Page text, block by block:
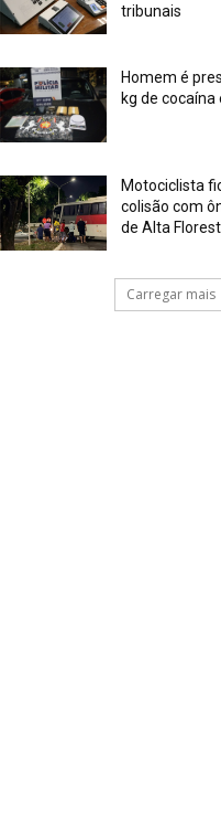
tribunais
Homem é
kg de cocaína
Motociclista
colisão com
de Alta
Carregar mais